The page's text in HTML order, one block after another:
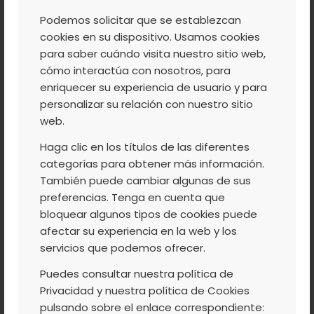
Podemos solicitar que se establezcan
cookies en su dispositivo. Usamos cookies
para saber cuándo visita nuestro sitio web,
cómo interactúa con nosotros, para
enriquecer su experiencia de usuario y para
personalizar su relación con nuestro sitio
web.
Haga clic en los títulos de las diferentes
categorías para obtener más información.
También puede cambiar algunas de sus
preferencias. Tenga en cuenta que
bloquear algunos tipos de cookies puede
afectar su experiencia en la web y los
servicios que podemos ofrecer.
Puedes consultar nuestra política de
Privacidad y nuestra política de Cookies
pulsando sobre el enlace correspondiente:
PARA ABORDAR CON
URGENCIA LA CAÍDA
DE PRECIOS DE LA
CEREZA.
La Agrupación de Cooperativas Valle del
Jerte preocupada ante la situación que se
está dando en la comercialización de la
cereza, solicitó un encuentro urgente con
representantes institucionales para tratar el
problema con celeridad. Los agricultores
están buscando soluciones, planeando